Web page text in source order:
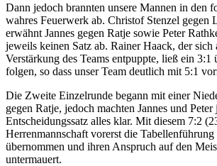
Dann jedoch brannten unsere Mannen in den
wahres Feuerwerk ab. Christof Stenzel gegen
erwähnt Jannes gegen Ratje sowie Peter
jeweils keinen Satz ab. Rainer Haack, der sich
Verstärkung des Teams entpuppte, ließ ein 3:1
folgen, so dass unser Team deutlich mit 5:1
Die Zweite Einzelrunde begann mit einer
gegen Ratje, jedoch machten Jannes und
Entscheidungssatz alles klar. Mit diesem 7:2
Herrenmannschaft vorerst die
übernommen und ihren Anspruch auf den
untermauert.